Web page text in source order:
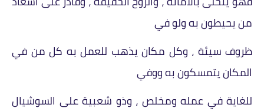
من يحيطون به ولو في
ظروف سيئة ، وكل مكان يذهب للعمل به كل من في
المكان يتمسكون به ووفي
للغاية في عمله ومخلص ، وذو شعبية على السوشيال